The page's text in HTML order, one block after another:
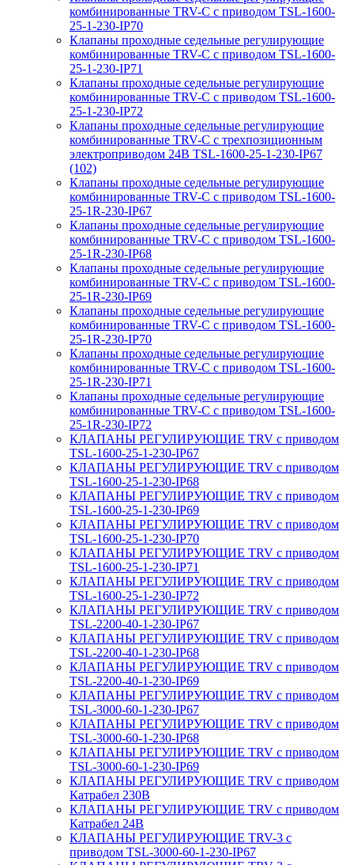
комбинированные TRV-С с приводом TSL-1600-
25-1-230-IP70
Клапаны проходные седельные регулирующие
комбинированные TRV-С с приводом TSL-1600-
25-1-230-IP71
Клапаны проходные седельные регулирующие
комбинированные TRV-С с приводом TSL-1600-
25-1-230-IP72
Клапаны проходные седельные регулирующие
комбинированные TRV-С с трехпозиционным
электроприводом 24В TSL-1600-25-1-230-IP67
(102)
Клапаны проходные седельные регулирующие
комбинированные TRV-С с приводом TSL-1600-
25-1R-230-IP67
Клапаны проходные седельные регулирующие
комбинированные TRV-С с приводом TSL-1600-
25-1R-230-IP68
Клапаны проходные седельные регулирующие
комбинированные TRV-С с приводом TSL-1600-
25-1R-230-IP69
Клапаны проходные седельные регулирующие
комбинированные TRV-С с приводом TSL-1600-
25-1R-230-IP70
Клапаны проходные седельные регулирующие
комбинированные TRV-С с приводом TSL-1600-
25-1R-230-IP71
Клапаны проходные седельные регулирующие
комбинированные TRV-С с приводом TSL-1600-
25-1R-230-IP72
КЛАПАНЫ РЕГУЛИРУЮЩИЕ TRV с приводом
TSL-1600-25-1-230-IP67
КЛАПАНЫ РЕГУЛИРУЮЩИЕ TRV с приводом
TSL-1600-25-1-230-IP68
КЛАПАНЫ РЕГУЛИРУЮЩИЕ TRV с приводом
TSL-1600-25-1-230-IP69
КЛАПАНЫ РЕГУЛИРУЮЩИЕ TRV с приводом
TSL-1600-25-1-230-IP70
КЛАПАНЫ РЕГУЛИРУЮЩИЕ TRV с приводом
TSL-1600-25-1-230-IP71
КЛАПАНЫ РЕГУЛИРУЮЩИЕ TRV с приводом
TSL-1600-25-1-230-IP72
КЛАПАНЫ РЕГУЛИРУЮЩИЕ TRV с приводом
TSL-2200-40-1-230-IP67
КЛАПАНЫ РЕГУЛИРУЮЩИЕ TRV с приводом
TSL-2200-40-1-230-IP68
КЛАПАНЫ РЕГУЛИРУЮЩИЕ TRV с приводом
TSL-2200-40-1-230-IP69
КЛАПАНЫ РЕГУЛИРУЮЩИЕ TRV с приводом
TSL-3000-60-1-230-IP67
КЛАПАНЫ РЕГУЛИРУЮЩИЕ TRV с приводом
TSL-3000-60-1-230-IP68
КЛАПАНЫ РЕГУЛИРУЮЩИЕ TRV с приводом
TSL-3000-60-1-230-IP69
КЛАПАНЫ РЕГУЛИРУЮЩИЕ TRV с приводом
Катрабел 230В
КЛАПАНЫ РЕГУЛИРУЮЩИЕ TRV с приводом
Катрабел 24В
КЛАПАНЫ РЕГУЛИРУЮЩИЕ TRV-3 с
приводом TSL-3000-60-1-230-IP67